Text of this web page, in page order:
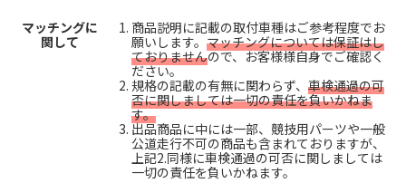
マッチングに
関して
商品説明に記載の取付車種はご参考程度でお
願いします。 マッチングについては保証はし
ておりませんので、お客様様自身でご確認く
ださい。
規格の記載の有無に関わらず、 車検通過の可
否に関しましては一切の責任を負いかねま
す。
出品商品に中には一部、競技用パーツや一般
公道走行不可の商品も含まれておりますが、
上記2.同様に車検通過の可否に関しましては
一切の責任を負いかねます。